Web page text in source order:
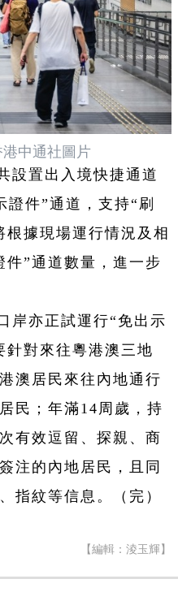
中通社圖片
設置出入境快捷通道
件”通道，支持“刷
據現場運行情況及相
件”通道數量，進一步
岸亦正試運行“免出示
針對來往粵港澳三地
澳居民來往內地通行
民；年滿14周歲，持
有效逗留、探親、商
注的內地居民，且同
指紋等信息。（完）
【編輯：淩玉輝】